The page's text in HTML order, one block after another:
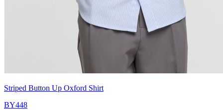
Striped Button Up Oxford Shirt
BY448